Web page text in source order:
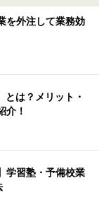
を外注して業務効
は？メリット・
介！
学習塾・予備校業